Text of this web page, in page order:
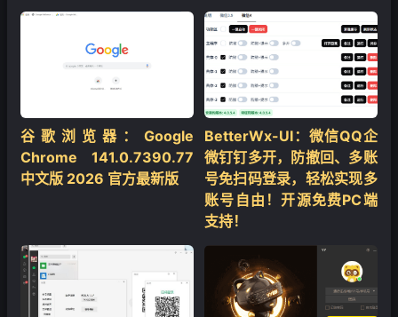
谷歌浏览器：Google
Chrome 141.0.7390.77
中文版 2026 官方最新版
BetterWx-UI：微信QQ企
微钉钉多开，防撤回、多账
号免扫码登录，轻松实现多
账号自由！开源免费PC端
支持！